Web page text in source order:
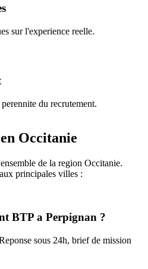
sur l'experience reelle.
du recrutement.
Occitanie
de la region Occitanie.
principales villes :
BTP a Perpignan ?
sous 24h, brief de mission